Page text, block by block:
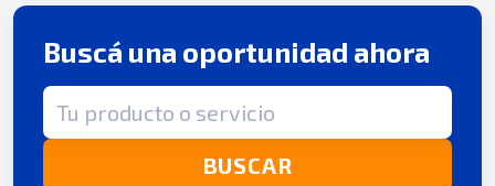
Buscá una oportunidad ahora
Término de búsqueda
BUSCAR